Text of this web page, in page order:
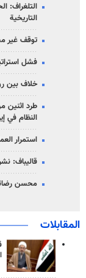
التلغراف:
التاريخية
توقف غير
فشل
خلاف بين
طرد اثنين
النظام في
استمرار
قاليباف:
محسن
المقابلات